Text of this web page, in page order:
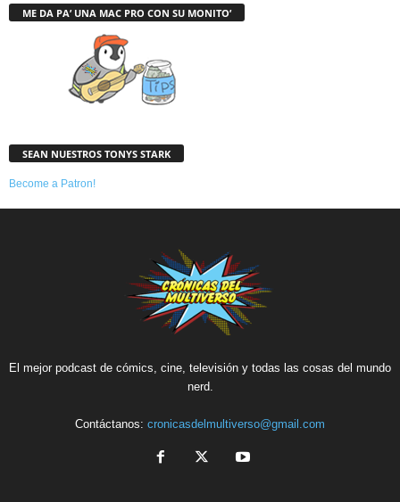
ME DA PA’ UNA MAC PRO CON SU MONITO’
SEAN NUESTROS TONYS STARK
Become a Patron!
El mejor podcast de cómics, cine, televisión y todas las cosas del mundo
nerd.
Contáctanos: cronicasdelmultiverso@gmail.com